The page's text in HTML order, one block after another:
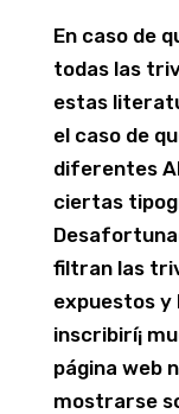
En caso de
todas las
estas
el caso de
diferentes
ciertas
filtran las
expuestos y
inscribirí¡
página web
mostrarse